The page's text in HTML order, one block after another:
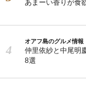
あまーい香りが食
オアフ島のグルメ情報
仲里依紗と中尾明
8選